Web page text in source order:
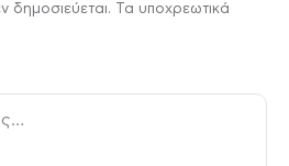
δημοσιεύεται. Τα υποχρεωτικά